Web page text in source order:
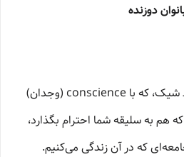
دوزنده
کیف و اکسسوری که نه فقط شیک، که با conscience (وجدان)
به سلیقه شما احترام بگذارد،
که در آن زندگی می‌کنیم.